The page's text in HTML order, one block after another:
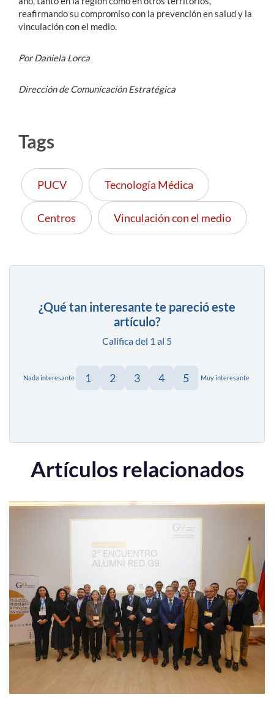
reafirmando su compromiso con la prevención en salud y la
vinculación con el medio.
Por Daniela Lorca
Dirección de Comunicación Estratégica
Tags
PUCV Tecnología Médica
Centros Vinculación con el medio
¿Qué tan interesante te pareció este
artículo?
Califica del 1 al 5
Nada interesante 1 2 3 4 5 Muy interesante
Artículos relacionados